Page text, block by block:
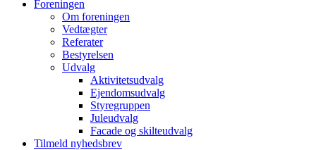
Foreningen
Om foreningen
Vedtægter
Referater
Bestyrelsen
Udvalg
Aktivitetsudvalg
Ejendomsudvalg
Styregruppen
Juleudvalg
Facade og skilteudvalg
Tilmeld nyhedsbrev